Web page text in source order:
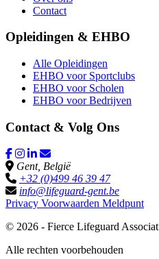
Contact
Opleidingen & EHBO
Alle Opleidingen
EHBO voor Sportclubs
EHBO voor Scholen
EHBO voor Bedrijven
Contact & Volg Ons
Gent, België
+32 (0)499 46 39 47
info@lifeguard-gent.be
Privacy Voorwaarden Meldpunt
© 2026 - Fierce Lifeguard
Alle rechten voorbehouden